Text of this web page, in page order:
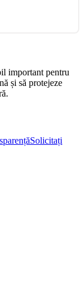
important pentru
și să protejeze
Solicitați